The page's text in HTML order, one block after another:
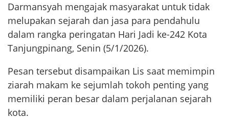
Darmansyah mengajak masyarakat untuk tidak
melupakan sejarah dan jasa para pendahulu
dalam rangka peringatan Hari Jadi ke-242 Kota
Tanjungpinang, Senin (5/1/2026).
Pesan tersebut disampaikan Lis saat memimpin
ziarah makam ke sejumlah tokoh penting yang
memiliki peran besar dalam perjalanan sejarah
kota.